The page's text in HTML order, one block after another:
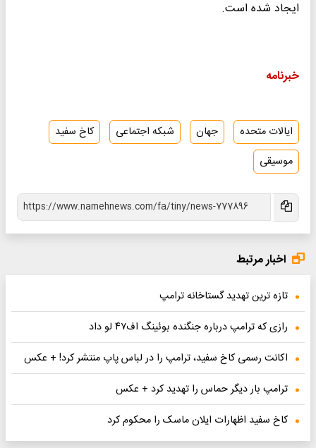
ایجاد شده است.
خبرنامه
ایالات متحده جهان شبکه اجتماعی
کاخ سفید
موسیقی
اخبار مرتبط
تازه ترین تهدید گستاخانه ترامپ
رازی که ترامپ درباره جنگنده بوئینگ اف۴۷ لو داد
اکانت رسمی کاخ سفید، ترامپ را در لباس پاپ منتشر کرد! + عکس
ترامپ بار دیگر حماس را تهدید کرد + عکس
کاخ سفید اظهارات ایلان ماسک را محکوم کرد